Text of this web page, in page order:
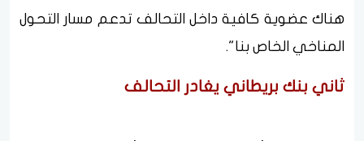
هناك عضوية كافية داخل التحالف تدعم مسار التحول
المناخي الخاص بنا".
ثاني بنك بريطاني يغادر التحالف